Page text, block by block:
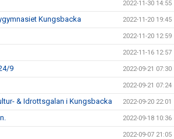
2022-11-30 14:55
Kungsbacka 2022-11-20 19:45
2022-11-20 12:59
2022-11-16 12:57
9 2022-09-21 07:30
2022-09-21 07:24
& Idrottsgalan i Kungsbacka 2022-09-20 22:01
2022-09-18 10:36
2022-09-07 21:05